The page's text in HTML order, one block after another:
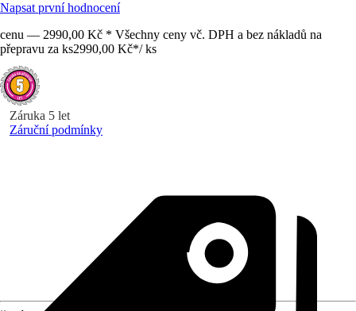
Napsat první hodnocení
cenu — 2990,00 Kč * Všechny ceny vč. DPH a bez nákladů na
přepravu za ks2990,00 Kč*/ ks
Záruka 5 let
Záruční podmínky